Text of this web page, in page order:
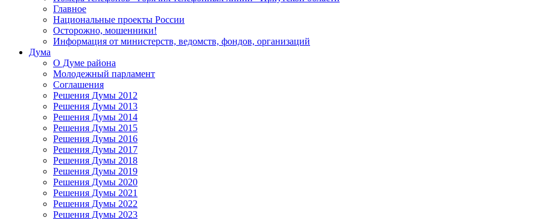
Главное
Национальные проекты России
Осторожно, мошенники!
Информация от министерств, ведомств, фондов, организаций
Дума
О Думе района
Молодежный парламент
Соглашения
Решения Думы 2012
Решения Думы 2013
Решения Думы 2014
Решения Думы 2015
Решения Думы 2016
Решения Думы 2017
Решения Думы 2018
Решения Думы 2019
Решения Думы 2020
Решения Думы 2021
Решения Думы 2022
Решения Думы 2023